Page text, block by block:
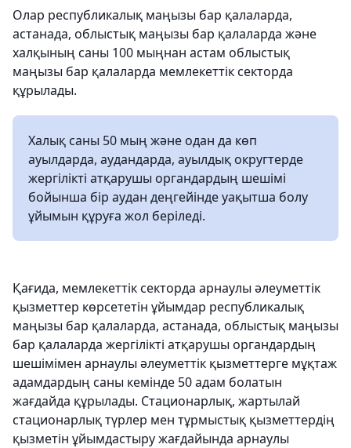
Олар республикалық маңызы бар қалаларда,
астанада, облыстық маңызы бар қалаларда және
халқының саны 100 мыңнан астам облыстық
маңызы бар қалаларда мемлекеттік секторда
құрылады.
Халық саны 50 мың және одан да көп
ауылдарда, аудандарда, ауылдық округтерде
жергілікті атқарушы органдардың шешімі
бойынша бір аудан деңгейінде уақытша болу
ұйымын құруға жол беріледі.
Қағида, мемлекеттік секторда арнаулы әлеуметтік
қызметтер көрсететін ұйымдар республикалық
маңызы бар қалаларда, астанада, облыстық маңызы
бар қалаларда жергілікті атқарушы органдардың
шешімімен арнаулы әлеуметтік қызметтерге мұқтаж
адамдардың саны кемінде 50 адам болатын
жағдайда құрылады. Стационарлық, жартылай
стационарлық түрлер мен тұрмыстық қызметтердің
қызметін ұйымдастыру жағдайында арнаулы